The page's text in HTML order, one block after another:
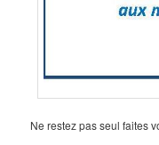
Ne restez pas seul faites